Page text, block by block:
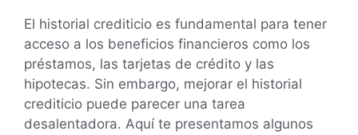
El historial crediticio es fundamental para tener
acceso a los beneficios financieros como los
préstamos, las tarjetas de crédito y las
hipotecas. Sin embargo, mejorar el historial
crediticio puede parecer una tarea
desalentadora. Aquí te presentamos algunos